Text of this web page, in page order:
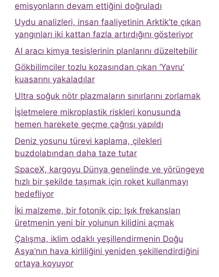
emisyonların devam ettiğini doğruladı
Uydu analizleri, insan faaliyetinin Arktik’te çıkan
yangınları iki kattan fazla artırdığını gösteriyor
AI aracı kimya tesislerinin planlarını düzeltebilir
Gökbilimciler tozlu kozasından çıkan ‘Yavru’
kuasarını yakaladılar
Ultra soğuk nötr plazmaların sınırlarını zorlamak
İşletmelere mikroplastik riskleri konusunda
hemen harekete geçme çağrısı yapıldı
Deniz yosunu türevi kaplama, çilekleri
buzdolabından daha taze tutar
SpaceX, kargoyu Dünya genelinde ve yörüngeye
hızlı bir şekilde taşımak için roket kullanmayı
hedefliyor
İki malzeme, bir fotonik çip: Işık frekansları
üretmenin yeni bir yolunun kilidini açmak
Çalışma, iklim odaklı yeşillendirmenin Doğu
Asya’nın hava kirliliğini yeniden şekillendirdiğini
ortaya koyuyor